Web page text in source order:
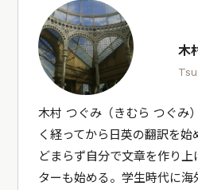
木
木村 つぐみ（きむら つぐみ
く経ってから日英の翻訳を始
どまらず自分で文章を作り
ターも始める。学生時代に